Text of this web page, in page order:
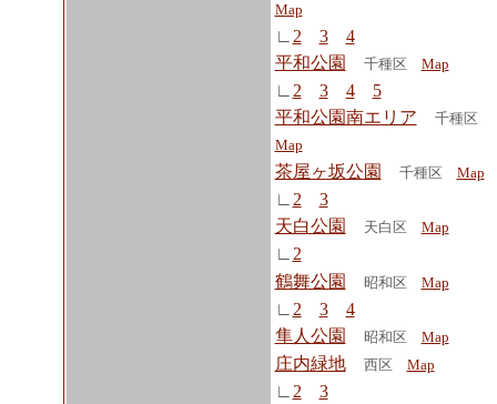
Map
∟ 2 3
4
平和公園
千種区 Map
∟ 2 3 4
5
平和公園南エリア
千種区
Map
茶屋ヶ坂公園 千種区 Map
∟ 2
3
天白公園
天白区 Map
∟ 2
鶴舞公園
昭和区 Map
∟ 2 3
4
隼人公園
昭和区 Map
庄内緑地 西区 Map
∟ 2
3